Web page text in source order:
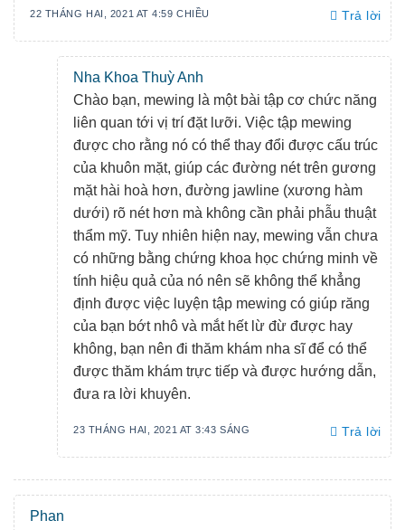
22 THÁNG HAI, 2021 AT 4:59 CHIỀU Trả lời
Nha Khoa Thuỳ Anh
Chào bạn, mewing là một bài tập cơ chức năng
liên quan tới vị trí đặt lưỡi. Việc tập mewing
được cho rằng nó có thể thay đổi được cấu trúc
của khuôn mặt, giúp các đường nét trên gương
mặt hài hoà hơn, đường jawline (xương hàm
dưới) rõ nét hơn mà không cần phải phẫu thuật
thẩm mỹ. Tuy nhiên hiện nay, mewing vẫn chưa
có những bằng chứng khoa học chứng minh về
tính hiệu quả của nó nên sẽ không thể khẳng
định được việc luyện tập mewing có giúp răng
của bạn bớt nhô và mắt hết lừ đừ được hay
không, bạn nên đi thăm khám nha sĩ để có thể
được thăm khám trực tiếp và được hướng dẫn,
đưa ra lời khuyên.
23 THÁNG HAI, 2021 AT 3:43 SÁNG Trả lời
Phan